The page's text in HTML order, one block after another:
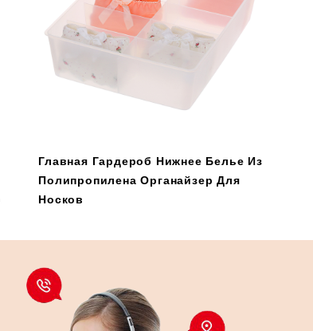
Главная Гардероб Нижнее Белье Из
Полипропилена Органайзер Для
Носков